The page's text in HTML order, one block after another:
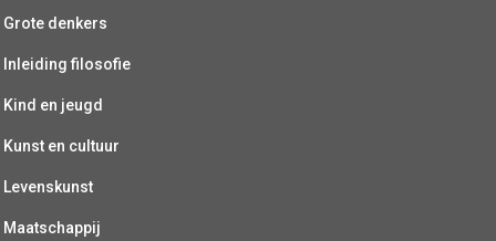
Grote denkers
Inleiding filosofie
Kind en jeugd
Kunst en cultuur
Levenskunst
Maatschappij